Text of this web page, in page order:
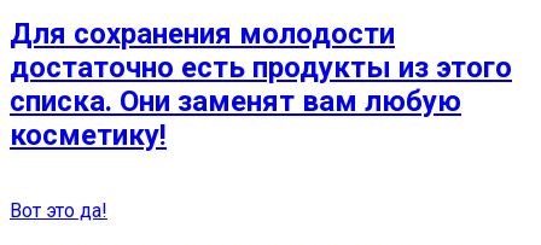
Для сохранения молодости
достаточно есть продукты из этого
списка. Они заменят вам любую
косметику!
Вот это да!